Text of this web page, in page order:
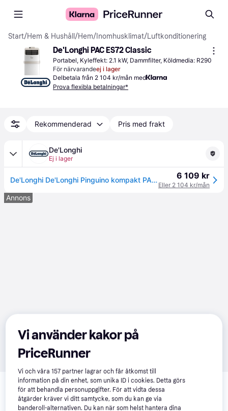
Start/Hem & Hushåll /Hem/ Inomhusklimat/Luftkonditionering
De'Longhi PAC ES72 Classic
Portabel, Kyleffekt: 2.1 kW, Dammfilter, Köldmedia: R290
För närvarandeej i lager
Delbetala från 2 104 kr/mån med
Prova flexibla betalningar*
Rekommenderad Pris med frakt
De'Longhi
Ej i lager
De'Longhi De'Longhi Pinguino kompakt PACES72CLASSIC 6 109 kr
Eller 2 104 kr/mån
Annons
Relaterade produkter
Vi har plockat fram ett urval av produkter som kanske skulle
intressera dig. Visa alla
Vi använder kakor på
PriceRunner
Vi och våra157 partner lagrar och får åtkomst till
information på din enhet, som unika ID i cookies. Detta görs
för att behandla personuppgifter. För att vidta dessa
åtgärder kräver vi ditt samtycke, som du kan ge via
banderoll-alternativen. Du kan när som helst hantera dina